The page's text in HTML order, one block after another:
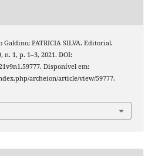
Galdino; PATRICIA SILVA. Editorial.
n. 1, p. 1–3, 2021. DOI:
Disponível em:
archeion/article/view/59777.